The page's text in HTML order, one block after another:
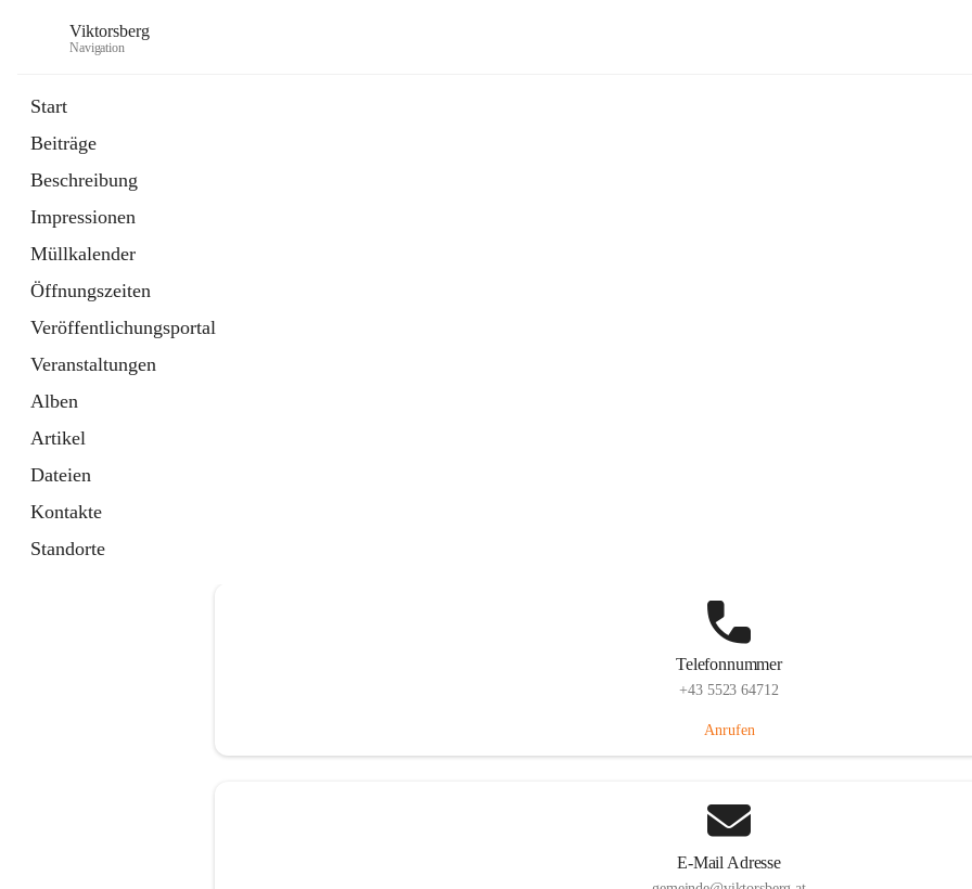
Viktorsberg
Navigation
Start
Beiträge
Beschreibung
Impressionen
Müllkalender
Öffnungszeiten
Veröffentlichungsportal
Veranstaltungen
Alben
Artikel
Dateien
Kontakte
Standorte
Telefonnummer
+43 5523 64712
Anrufen
E-Mail Adresse